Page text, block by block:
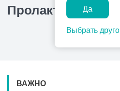
Да
Выбрать
Лаборатории
Центр
на
Популярные запросы
Прием гинеколога
Прием гастроэнтеролога
Пролактинома
ВАЖНО